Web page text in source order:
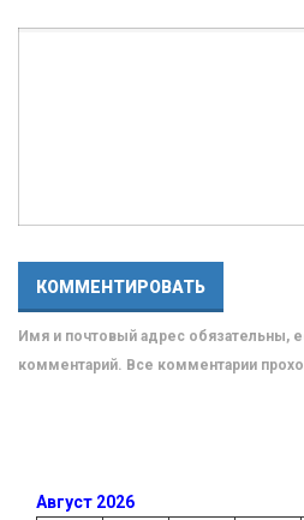
Имя и почтовый адрес обязательны,
комментарий. Все комментарии
Август 2026